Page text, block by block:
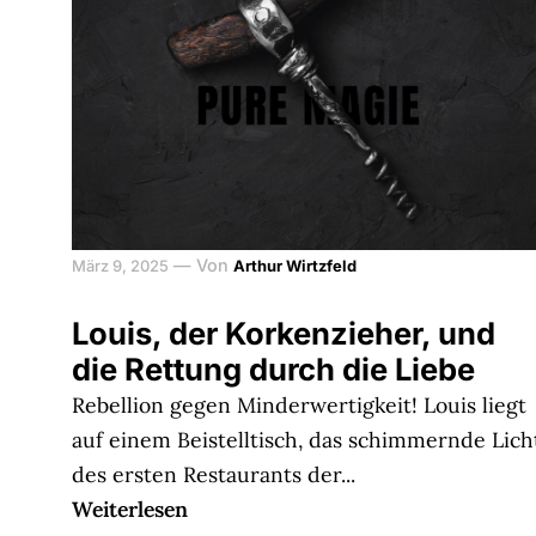
März 9, 2025 — Von Arthur Wirtzfeld
Louis, der Korkenzieher, und
die Rettung durch die Liebe
Rebellion gegen Minderwertigkeit! Louis liegt
auf einem Beistelltisch, das schimmernde
des ersten Restaurants der...
Weiterlesen